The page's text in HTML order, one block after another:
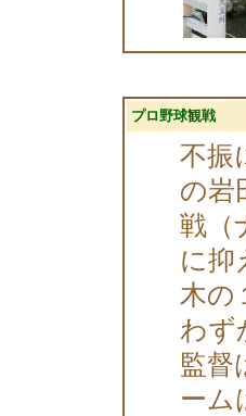
プロ野球観戦
不振
の岩
戦（
に
木の
わず
監督
ーム